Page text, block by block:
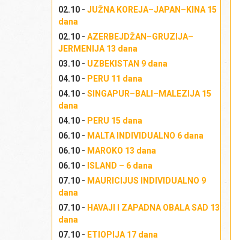
02.10 - JUŽNA KOREJA–JAPAN–KINA 15
dana
02.10 - AZERBEJDŽAN–GRUZIJA–
JERMENIJA 13 dana
03.10 - UZBEKISTAN 9 dana
04.10 - PERU 11 dana
04.10 - SINGAPUR–BALI–MALEZIJA 15
dana
04.10 - PERU 15 dana
06.10 - MALTA INDIVIDUALNO 6 dana
06.10 - MAROKO 13 dana
06.10 - ISLAND – 6 dana
07.10 - MAURICIJUS INDIVIDUALNO 9
dana
07.10 - HAVAJI I ZAPADNA OBALA SAD 13
dana
07.10 - ETIOPIJA 17 dana